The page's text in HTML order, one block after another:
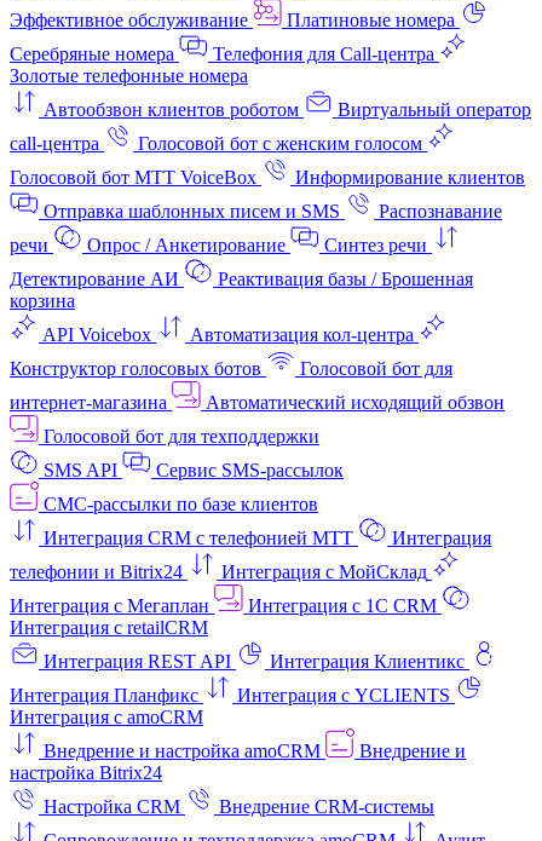
Эффективное обслуживание
Платиновые номера
Серебряные номера
Телефония для Call-центра
Золотые телефонные номера
Автообзвон клиентов роботом
Виртуальный оператор
call-центра
Голосовой бот с женским голосом
Голосовой бот МТТ VoiceBox
Информирование клиентов
Отправка шаблонных писем и SMS
Распознавание
речи
Опрос / Анкетирование
Синтез речи
Детектирование АИ
Реактивация базы / Брошенная
корзина
API Voicebox
Автоматизация кол‑центра
Конструктор голосовых ботов
Голосовой бот для
интернет‑магазина
Автоматический исходящий обзвон
Голосовой бот для техподдержки
SMS API
Сервис SMS-рассылок
СМС-рассылки по базе клиентов
Интеграция CRM с телефонией МТТ
Интеграция
телефонии и Bitrix24
Интеграция с МойСклад
Интеграция с Мегаплан
Интеграция с 1C CRM
Интеграция с retailCRM
Интеграция REST API
Интеграция Клиентикс
Интеграция Планфикс
Интеграция с YCLIENTS
Интеграция с amoCRM
Внедрение и настройка amoCRM
Внедрение и
настройка Bitrix24
Настройка CRM
Внедрение CRM-системы